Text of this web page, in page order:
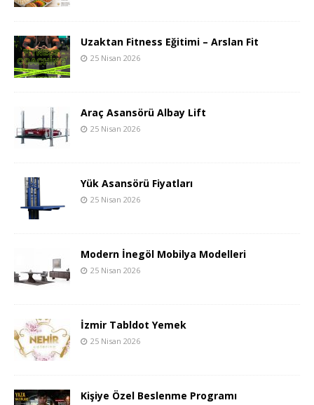
Uzaktan Fitness Eğitimi – Arslan Fit
25 Nisan 2026
Araç Asansörü Albay Lift
25 Nisan 2026
Yük Asansörü Fiyatları
25 Nisan 2026
Modern İnegöl Mobilya Modelleri
25 Nisan 2026
İzmir Tabldot Yemek
25 Nisan 2026
Kişiye Özel Beslenme Programı